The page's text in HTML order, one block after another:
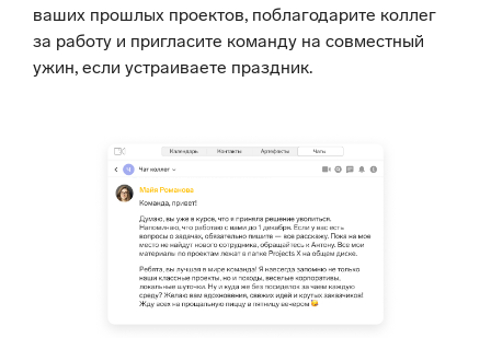
ваших прошлых проектов, поблагодарите коллег
за работу и пригласите команду на совместный
ужин, если устраиваете праздник.